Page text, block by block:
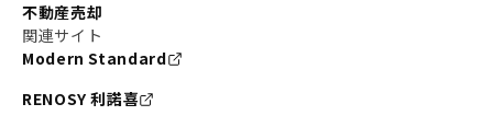
不動産売却
関連サイト
Modern Standard
RENOSY 利諾喜